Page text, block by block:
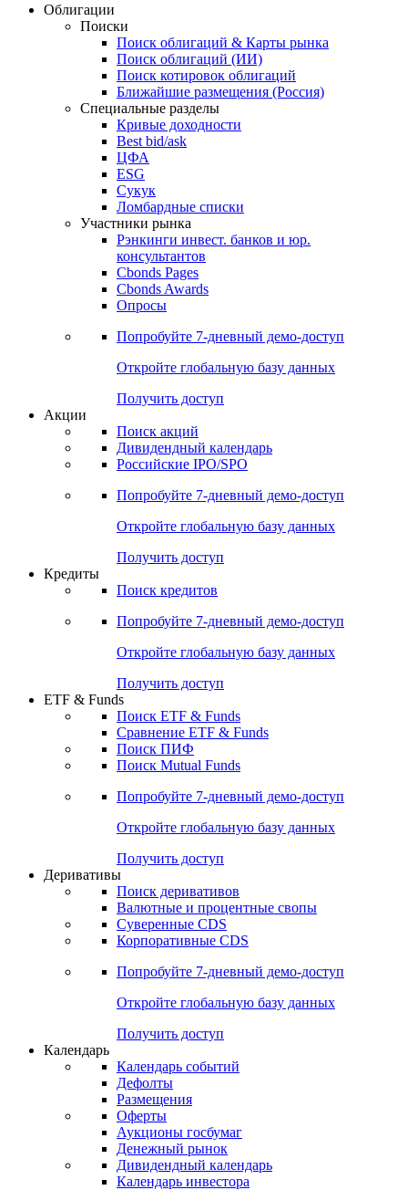
Облигации
Поиски
Поиск облигаций & Карты рынка
Поиск облигаций (ИИ)
Поиск котировок облигаций
Ближайшие размещения (Россия)
Специальные разделы
Кривые доходности
Best bid/ask
ЦФА
ESG
Сукук
Ломбардные списки
Участники рынка
Рэнкинги инвест. банков и юр.
консультантов
Cbonds Pages
Cbonds Awards
Опросы
Попробуйте 7-дневный демо-доступ
Откройте глобальную базу данных
Получить доступ
Акции
Поиск акций
Дивидендный календарь
Российские IPO/SPO
Попробуйте 7-дневный демо-доступ
Откройте глобальную базу данных
Получить доступ
Кредиты
Поиск кредитов
Попробуйте 7-дневный демо-доступ
Откройте глобальную базу данных
Получить доступ
ETF & Funds
Поиск ETF & Funds
Сравнение ETF & Funds
Поиск ПИФ
Поиск Mutual Funds
Попробуйте 7-дневный демо-доступ
Откройте глобальную базу данных
Получить доступ
Деривативы
Поиск деривативов
Валютные и процентные свопы
Суверенные CDS
Корпоративные CDS
Попробуйте 7-дневный демо-доступ
Откройте глобальную базу данных
Получить доступ
Календарь
Календарь событий
Дефолты
Размещения
Оферты
Аукционы госбумаг
Денежный рынок
Дивидендный календарь
Календарь инвестора